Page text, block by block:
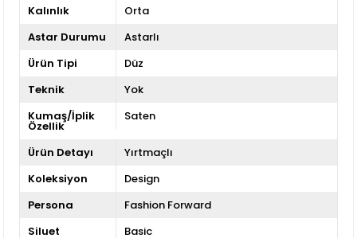
Kalınlık
Orta
Astar Durumu
Astarlı
Ürün Tipi
Düz
Teknik
Yok
Kumaş/İplik
Özellik
Saten
Ürün Detayı
Yırtmaçlı
Koleksiyon
Design
Persona
Fashion Forward
Siluet
Basic